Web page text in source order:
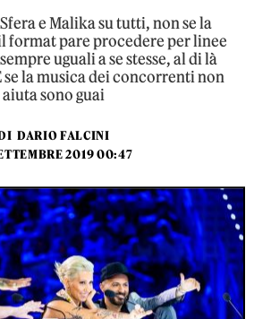
e Malika su tutti, non se la
format pare procedere per linee
uguali a se stesse, al di là
la musica dei concorrenti non
aiuta sono guai
DARIO FALCINI
2019 00:47